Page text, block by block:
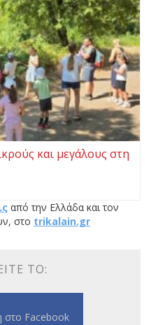
και μεγάλους στη
από την Ελλάδα και τον
στο trikalain.gr
ΤΟ:
στο Facebook